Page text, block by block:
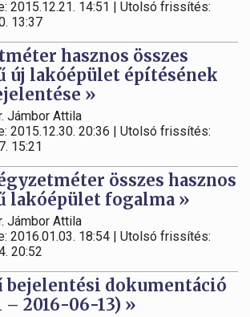
2015.12.21. 14:51 | Utolsó frissítés:
13:37
hasznos összes
új lakóépület építésének
»
Jámbor Attila
2015.12.30. 20:36 | Utolsó frissítés:
15:21
összes hasznos
lakóépület fogalma »
Jámbor Attila
2016.01.03. 18:54 | Utolsó frissítés:
20:52
bejelentési dokumentáció
– 2016-06-13) »